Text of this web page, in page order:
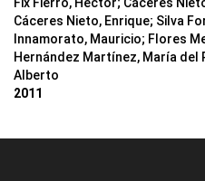
Cáceres Nieto, Enrique; Silva
Innamorato, Mauricio; Flores
Hernández Martínez, María del
Alberto
2011